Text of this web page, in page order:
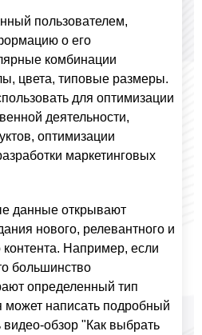
пользователем,
о его
комбинации
цвета, типовые размеры.
для оптимизации
деятельности,
оптимизации
маркетинговых
данные открывают
нового, релевантного и
контента. Например, если
большинство
определенный тип
написать подробный
видео-обзор "Как выбрать